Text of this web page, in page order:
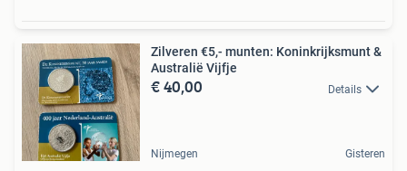
Zilveren €5,- munten: Koninkrijksmunt &
Australië Vijfje
€ 40,00 Details
Nijmegen Gisteren